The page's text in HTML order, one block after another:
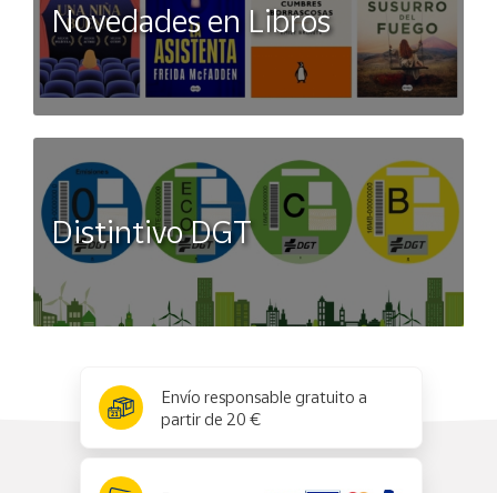
Novedades en Libros
Distintivo DGT
Envío responsable gratuito a
partir de 20 €